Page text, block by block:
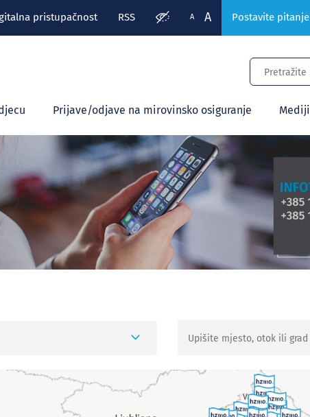
pristupačnost RSS A A Postavite pitanje
Prijave/odjave na mirovinsko osiguranje Mediji